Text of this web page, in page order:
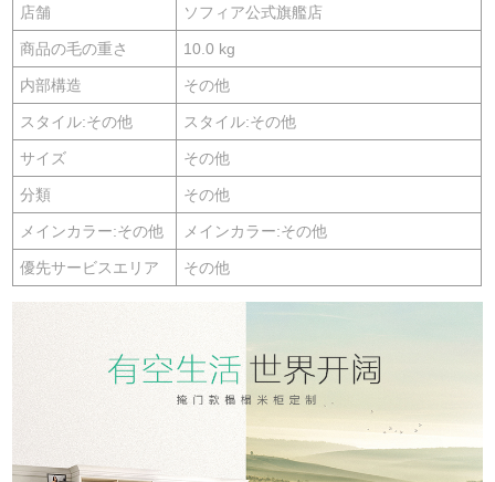
店舗 ソフィア公式旗艦店
商品の毛の重さ 10.0 kg
内部構造 その他
スタイル:その他 スタイル:その他
サイズ その他
分類 その他
メインカラー:その他 メインカラー:その他
優先サービスエリア その他